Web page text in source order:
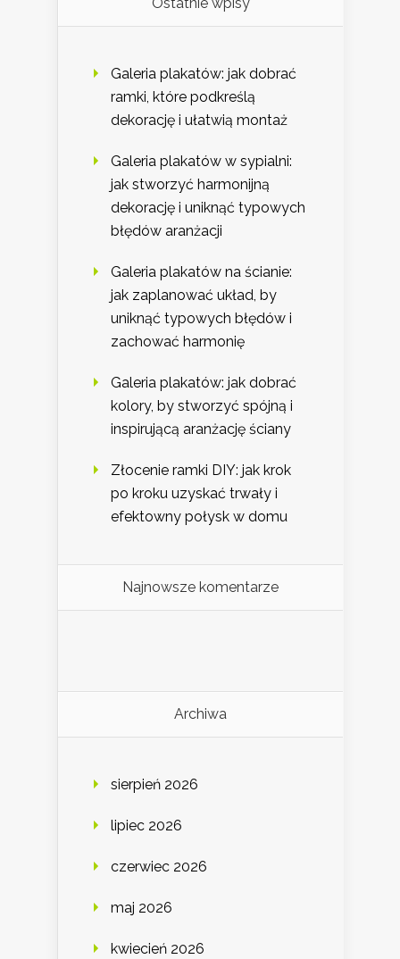
Galeria plakatów: jak dobrać
ramki, które podkreślą
dekorację i ułatwią montaż
Galeria plakatów w sypialni:
jak stworzyć harmonijną
dekorację i uniknąć typowych
błędów aranżacji
Galeria plakatów na ścianie:
jak zaplanować układ, by
uniknąć typowych błędów i
zachować harmonię
Galeria plakatów: jak dobrać
kolory, by stworzyć spójną i
inspirującą aranżację ściany
Złocenie ramki DIY: jak krok
po kroku uzyskać trwały i
efektowny połysk w domu
Najnowsze komentarze
Archiwa
sierpień 2026
lipiec 2026
czerwiec 2026
maj 2026
kwiecień 2026